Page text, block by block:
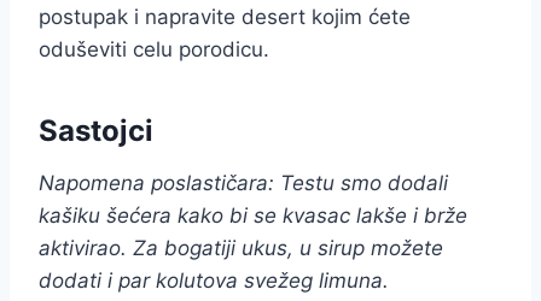
postupak i napravite desert kojim ćete
oduševiti celu porodicu.
Sastojci
Napomena poslastičara: Testu smo dodali
kašiku šećera kako bi se kvasac lakše i brže
aktivirao. Za bogatiji ukus, u sirup možete
dodati i par kolutova svežeg limuna.